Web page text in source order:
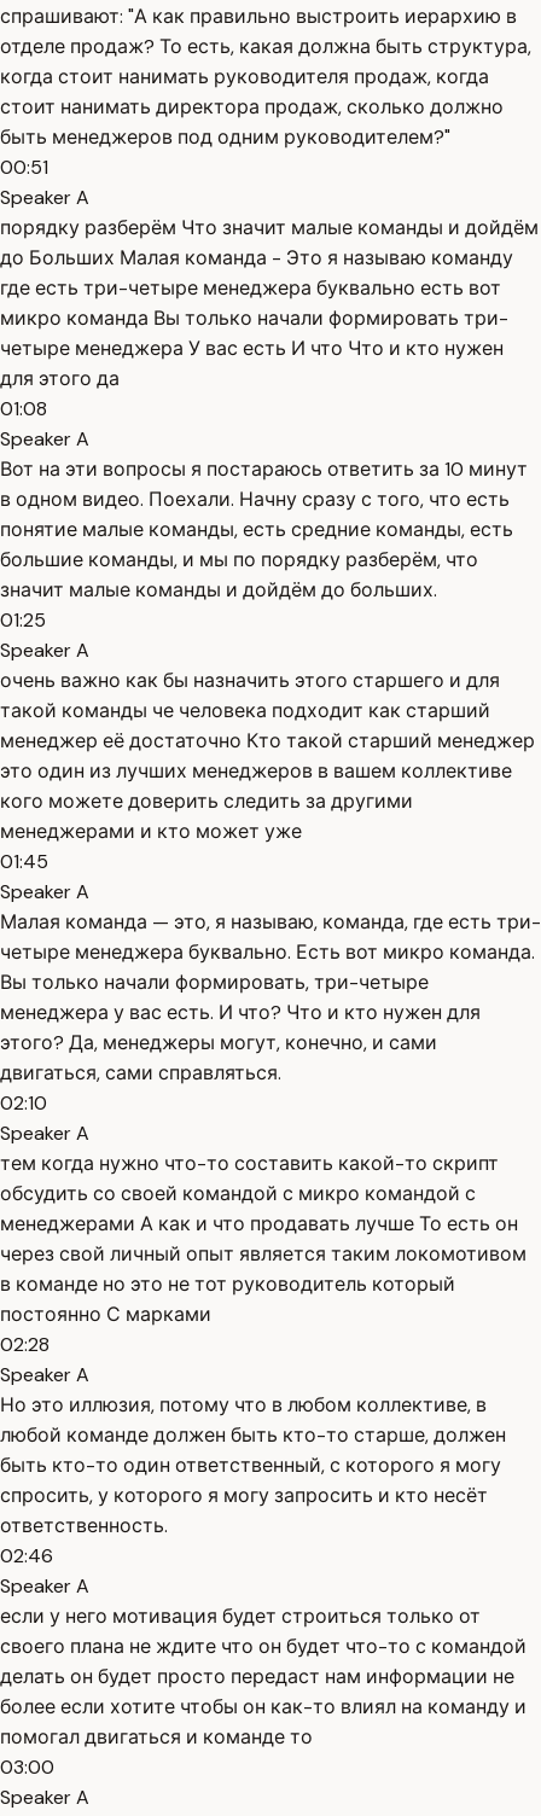
спрашивают: "А как правильно выстроить иерархию в
отделе продаж? То есть, какая должна быть структура,
когда стоит нанимать руководителя продаж, когда
стоит нанимать директора продаж, сколько должно
быть менеджеров под одним руководителем?"
00:51
Speaker A
порядку разберём Что значит малые команды и дойдём
до Больших Малая команда - Это я называю команду
где есть три-четыре менеджера буквально есть вот
микро команда Вы только начали формировать три-
четыре менеджера У вас есть И что Что и кто нужен
для этого да
01:08
Speaker A
Вот на эти вопросы я постараюсь ответить за 10 минут
в одном видео. Поехали. Начну сразу с того, что есть
понятие малые команды, есть средние команды, есть
большие команды, и мы по порядку разберём, что
значит малые команды и дойдём до больших.
01:25
Speaker A
очень важно как бы назначить этого старшего и для
такой команды че человека подходит как старший
менеджер её достаточно Кто такой старший менеджер
это один из лучших менеджеров в вашем коллективе
кого можете доверить следить за другими
менеджерами и кто может уже
01:45
Speaker A
Малая команда — это, я называю, команда, где есть три-
четыре менеджера буквально. Есть вот микро команда.
Вы только начали формировать, три-четыре
менеджера у вас есть. И что? Что и кто нужен для
этого? Да, менеджеры могут, конечно, и сами
двигаться, сами справляться.
02:10
Speaker A
тем когда нужно что-то составить какой-то скрипт
обсудить со своей командой с микро командой с
менеджерами А как и что продавать лучше То есть он
через свой личный опыт является таким локомотивом
в команде но это не тот руководитель который
постоянно С марками
02:28
Speaker A
Но это иллюзия, потому что в любом коллективе, в
любой команде должен быть кто-то старше, должен
быть кто-то один ответственный, с которого я могу
спросить, у которого я могу запросить и кто несёт
ответственность.
02:46
Speaker A
если у него мотивация будет строиться только от
своего плана не ждите что он будет что-то с командой
делать он будет просто передаст нам информации не
более если хотите чтобы он как-то влиял на команду и
помогал двигаться и команде то
03:00
Speaker A